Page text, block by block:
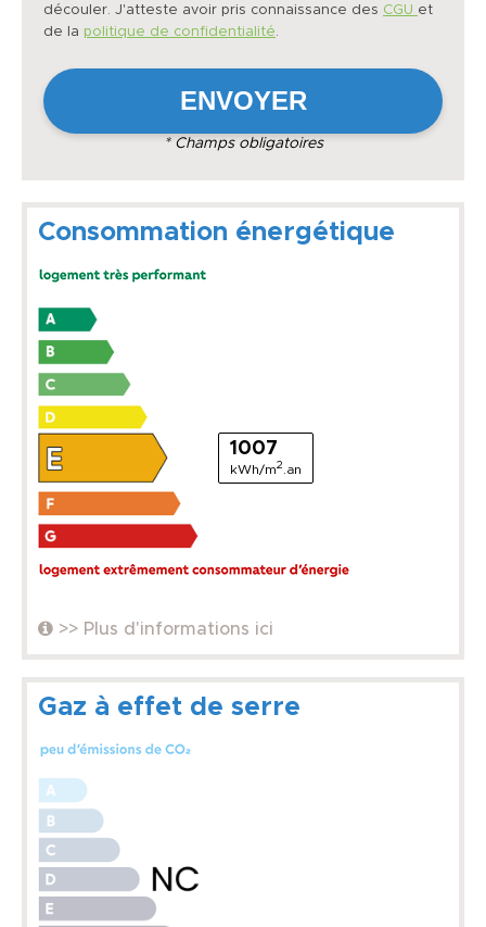
découler. J'atteste avoir pris connaissance des CGU et
de la politique de confidentialité.
* Champs obligatoires
Consommation énergétique
1007
kWh/m2 .an
>> Plus d'informations ici
Gaz à effet de serre